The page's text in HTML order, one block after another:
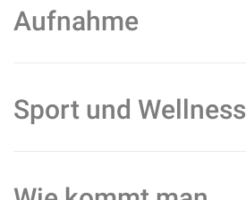
Aufnahme
Sport und Wellness